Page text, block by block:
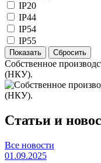
IP20
IP44
IP54
IP55
Собственное
(НКУ).
Статьи и
Все новости
01.09.2025